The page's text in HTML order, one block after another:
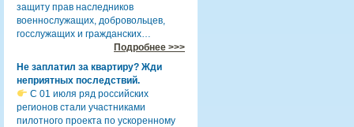
защиту прав наследников
военнослужащих, добровольцев,
госслужащих и гражданских…
Подробнее >>>
Не заплатил за квартиру? Жди
неприятных последствий.
С 01 июля ряд российских
регионов стали участниками
пилотного проекта по ускоренному